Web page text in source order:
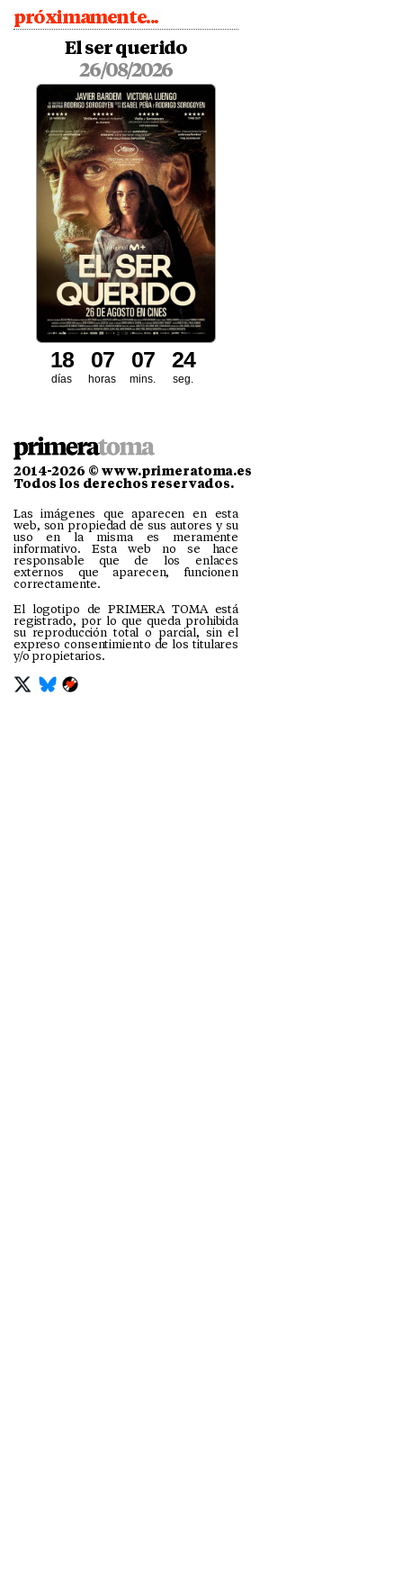
próximamente...
El ser querido
26/08/2026
días
18
horas
07
mins.
07
seg.
22
3
2014-2026 © www.primeratoma.es
Todos los derechos reservados.
Las imágenes que aparecen en esta
web, son propiedad de sus autores y su
uso en la misma es meramente
informativo. Esta web no se hace
responsable que de los enlaces
externos que aparecen, funcionen
correctamente.
El logotipo de PRIMERA TOMA está
registrado, por lo que queda prohibida
su reproducción total o parcial, sin el
expreso consentimiento de los titulares
y/o propietarios.